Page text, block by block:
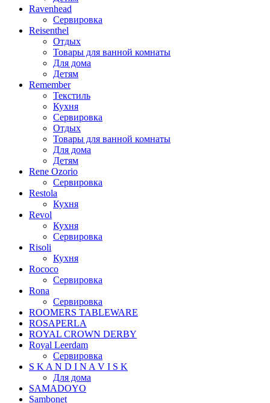
Ravenhead
Сервировка
Reisenthel
Отдых
Товары для ванной комнаты
Для дома
Детям
Remember
Текстиль
Кухня
Сервировка
Отдых
Товары для ванной комнаты
Для дома
Детям
Rene Ozorio
Сервировка
Restola
Кухня
Revol
Кухня
Сервировка
Risoli
Кухня
Rococo
Сервировка
Rona
Сервировка
ROOMERS TABLEWARE
ROSAPERLA
ROYAL CROWN DERBY
Royal Leerdam
Сервировка
S K A N D I N A V I S K
Для дома
SAMADOYO
Sambonet